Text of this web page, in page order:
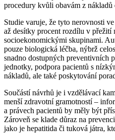
procedury kvůli obavám z
Studie varuje, že tyto nerovnosti
až desítky procent rozdílu v přežití
socioekonomickými skupinami.
pouze biologická léčba, nýbrž
snadno dostupných preventivních
jednotky, podpora pacientů s
nákladů, ale také poskytování
Součástí návrhů je i vzdělávací
menší zdravotní gramotností –
a právech pacientů by měly být
Zároveň se klade důraz na
jako je hepatitida či tuková játra,